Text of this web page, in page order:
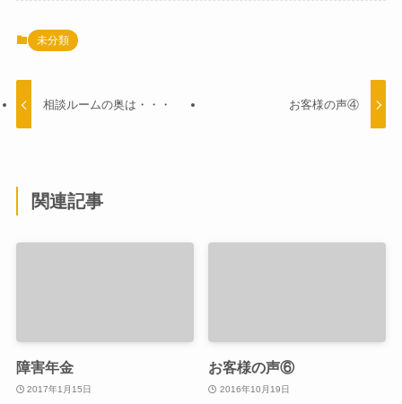
未分類
相談ルームの奥は・・・ お客様の声④
関連記事
障害年金
2017年1月15日
お客様の声⑥
2016年10月19日